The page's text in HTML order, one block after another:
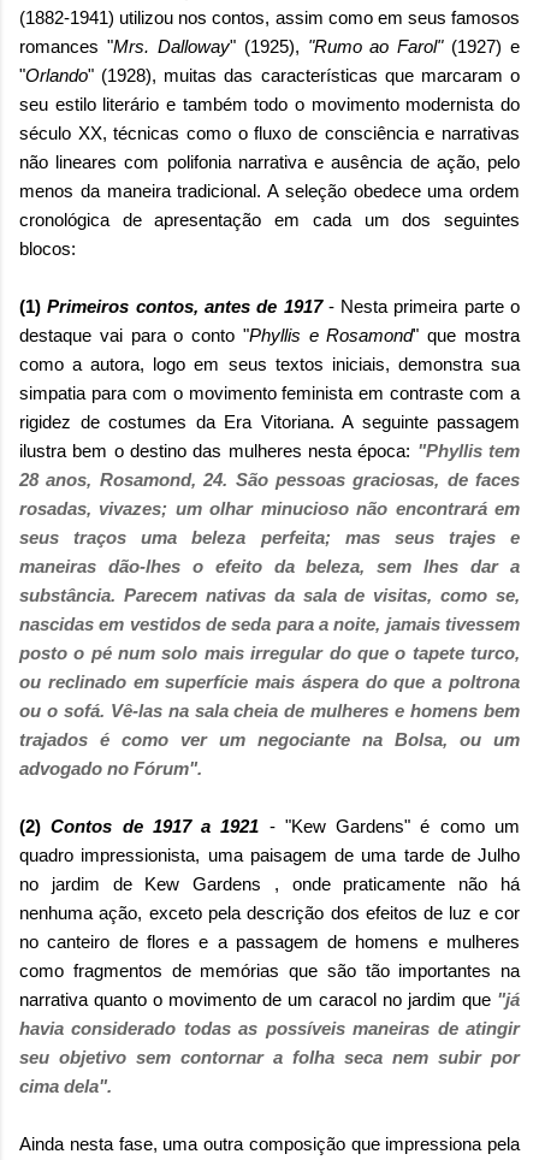
(1882-1941) utilizou nos contos, assim como em seus famosos
romances "Mrs. Dalloway" (1925), "Rumo ao Farol"(1927) e
"Orlando" (1928), muitas das características que marcaram o
seu estilo literário e também todo o movimento modernista do
século XX, técnicas como o fluxo de consciência e narrativas
não lineares com polifonia narrativa e ausência de ação, pelo
menos da maneira tradicional. A seleção obedece uma ordem
cronológica de apresentação em cada um dos seguintes
blocos:
(1)Primeiros contos, antes de 1917- Nesta primeira parte o
destaque vai para o conto "Phyllis e Rosamond" que mostra
como a autora, logo em seus textos iniciais, demonstra sua
simpatia para com o movimento feminista em contraste com a
rigidez de costumes da Era Vitoriana. A seguinte passagem
ilustra bem o destino das mulheres nesta época: "Phyllis tem
28 anos, Rosamond, 24. São pessoas graciosas, de faces
rosadas, vivazes; um olhar minucioso não encontrará em
seus traços uma beleza perfeita; mas seus trajes e
maneiras dão-lhes o efeito da beleza, sem lhes dar a
substância. Parecem nativas da sala de visitas, como se,
nascidas em vestidos de seda para a noite, jamais tivessem
posto o pé num solo mais irregular do que o tapete turco,
ou reclinado em superfície mais áspera do que a poltrona
ou o sofá. Vê-las na sala cheia de mulheres e homens bem
trajados é como ver um negociante na Bolsa, ou um
advogado no Fórum".
(2)Contos de 1917 a 1921 - "Kew Gardens" é como um
quadro impressionista, uma paisagem de uma tarde de Julho
no jardim de Kew Gardens , onde praticamente não há
nenhuma ação, exceto pela descrição dos efeitos de luz e cor
no canteiro de flores e a passagem de homens e mulheres
como fragmentos de memórias que são tão importantes na
narrativa quanto o movimento de um caracol no jardim que "já
havia considerado todas as possíveis maneiras de atingir
seu objetivo sem contornar a folha seca nem subir por
cima dela".
Ainda nesta fase, uma outra composição que impressiona pela